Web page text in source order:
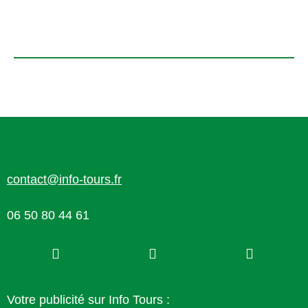
contact@info-tours.fr
06 50 80 44 61
Votre publicité sur Info Tours :